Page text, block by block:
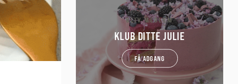
BLIV MEDLEM
KLUB DITTE JULIE
FÅ ADGANG